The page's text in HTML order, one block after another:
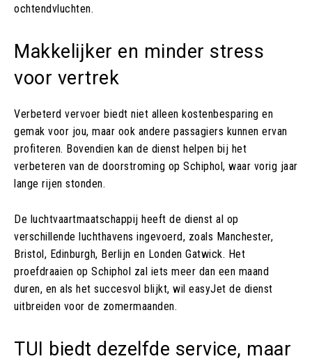
ochtendvluchten.
Makkelijker en minder stress
voor vertrek
Verbeterd vervoer biedt niet alleen kostenbesparing en
gemak voor jou, maar ook andere passagiers kunnen ervan
profiteren. Bovendien kan de dienst helpen bij het
verbeteren van de doorstroming op Schiphol, waar vorig jaar
lange rijen stonden.
De luchtvaartmaatschappij heeft de dienst al op
verschillende luchthavens ingevoerd, zoals Manchester,
Bristol, Edinburgh, Berlijn en Londen Gatwick. Het
proefdraaien op Schiphol zal iets meer dan een maand
duren, en als het succesvol blijkt, wil easyJet de dienst
uitbreiden voor de zomermaanden.
TUI biedt dezelfde service, maar